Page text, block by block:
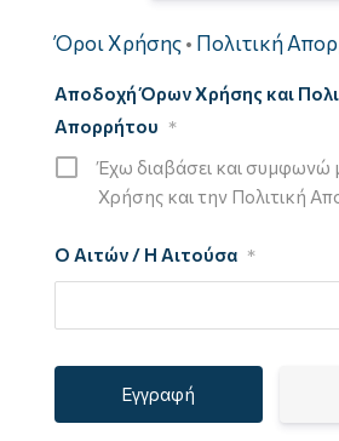
Όροι Χρήσης• Πολιτική
Αποδοχή Όρων Χρήσης και
Απορρήτου *
Έχω διαβάσει και συμφωνώ
Χρήσης και την Πολιτική
Ο Αιτών / Η Αιτούσα *